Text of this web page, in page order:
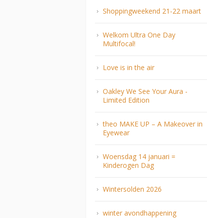
Shoppingweekend 21-22 maart
Welkom Ultra One Day
Multifocal!
Love is in the air
Oakley We See Your Aura -
Limited Edition
theo MAKE UP – A Makeover in
Eyewear
Woensdag 14 januari =
Kinderogen Dag
Wintersolden 2026
winter avondhappening